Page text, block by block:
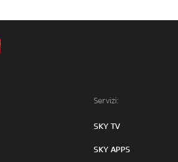
Servizi:
SKY TV
SKY APPS